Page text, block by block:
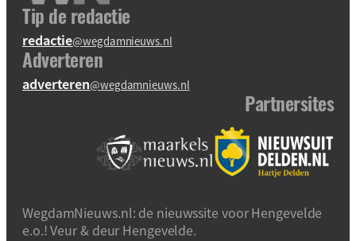
Tip de redactie
redactie@wegdamnieuws.nl
Adverteren
adverteren@wegdamnieuws.nl
Partnersites
WegdamNieuws.nl: de nieuwssite voor Hengevelde
e.o.! Veur & deur Hengevelde.